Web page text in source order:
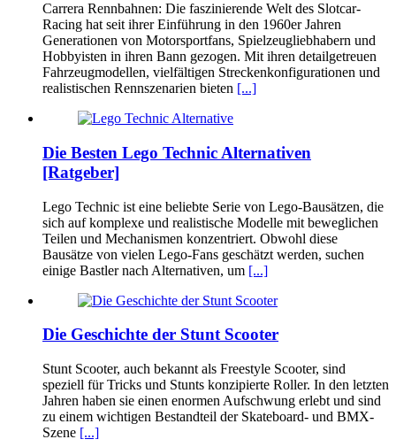
Carrera Rennbahnen: Die faszinierende Welt des Slotcar-
Racing hat seit ihrer Einführung in den 1960er Jahren
Generationen von Motorsportfans, Spielzeugliebhabern und
Hobbyisten in ihren Bann gezogen. Mit ihren detailgetreuen
Fahrzeugmodellen, vielfältigen Streckenkonfigurationen und
realistischen Rennszenarien bieten [...]
Die Besten Lego Technic Alternativen
[Ratgeber]
Lego Technic ist eine beliebte Serie von Lego-Bausätzen, die
sich auf komplexe und realistische Modelle mit beweglichen
Teilen und Mechanismen konzentriert. Obwohl diese
Bausätze von vielen Lego-Fans geschätzt werden, suchen
einige Bastler nach Alternativen, um [...]
Die Geschichte der Stunt Scooter
Stunt Scooter, auch bekannt als Freestyle Scooter, sind
speziell für Tricks und Stunts konzipierte Roller. In den letzten
Jahren haben sie einen enormen Aufschwung erlebt und sind
zu einem wichtigen Bestandteil der Skateboard- und BMX-
Szene [...]